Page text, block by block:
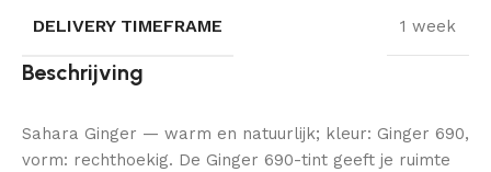
DELIVERY TIMEFRAME 1 week
Beschrijving
Sahara Ginger — warm en natuurlijk; kleur: Ginger 690,
vorm: rechthoekig. De Ginger 690-tint geeft je ruimte